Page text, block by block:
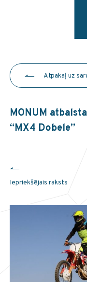
Atpakaļ uz
MONUM
“MX4 Dobele”
Iepriekšējais raksts